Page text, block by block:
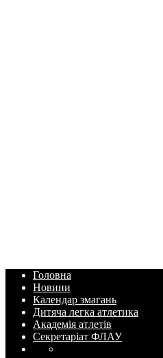
Головна
Новини
Календар змагань
Дитяча легка атлетика
Академія атлетів
Секретаріат ФЛАУ